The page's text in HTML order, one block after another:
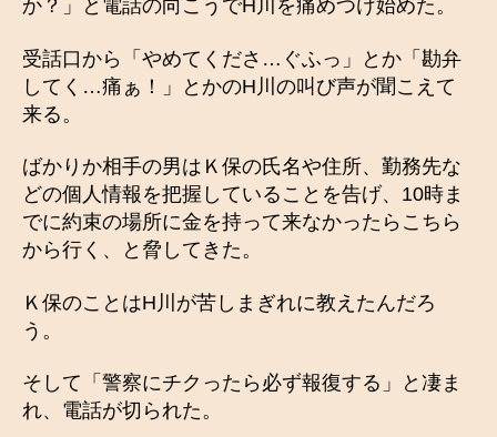
か？」と電話の向こうでH川を痛めつけ始めた。
受話口から「やめてくださ…ぐふっ」とか「勘弁
してく…痛ぁ！」とかのH川の叫び声が聞こえて
来る。
ばかりか相手の男はＫ保の氏名や住所、勤務先な
どの個人情報を把握していることを告げ、10時ま
でに約束の場所に金を持って来なかったらこちら
から行く、と脅してきた。
Ｋ保のことはH川が苦しまぎれに教えたんだろ
う。
そして「警察にチクったら必ず報復する」と凄ま
れ、電話が切られた。